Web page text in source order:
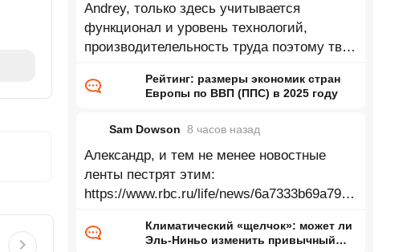
Andrey, только здесь учитывается
функционал и уровень технологий,
производителельность труда поэтому твой
Рейтинг: размеры экономик стран
Европы по ВВП (ППС) в 2025 году
Sam Dowson 8 часов назад
Александр, и тем не менее новостные
ленты пестрят этим:
https://www.rbc.ru/life/news/6a7333b69a7947
Аттакама, Аризона, Гоби, Такламакан и
Климатический «щелчок»: может ли
Эль-Ниньо изменить привычный